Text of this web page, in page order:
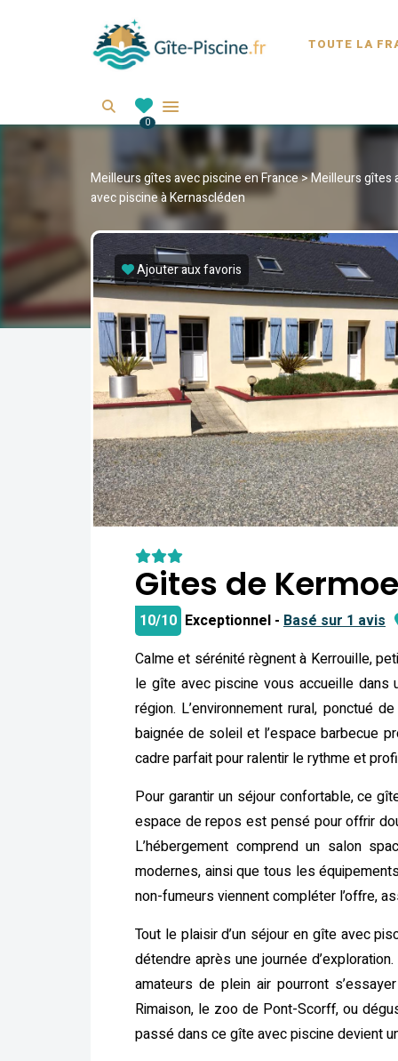
GITE-
TOUTE LA
Search
0
Meilleurs gîtes avec piscine en France>Meilleurs gîtes
avec piscine à Kernascléden
Ajouter aux favoris
Gites de
10/10 Exceptionnel - Basé sur 1 avis
Calme et sérénité règnent à Kerrouille,
le gîte avec piscine vous accueille dans
région. L’environnement rural, ponctué
baignée de soleil et l’espace barbecue
cadre parfait pour ralentir le rythme et
Pour garantir un séjour confortable, ce
espace de repos est pensé pour offrir
L’hébergement comprend un salon
modernes, ainsi que tous les
non-fumeurs viennent compléter l’offre,
Tout le plaisir d’un séjour en gîte avec
détendre après une journée
amateurs de plein air pourront
Rimaison, le zoo de Pont-Scorff, ou
passé dans ce gîte avec piscine devient